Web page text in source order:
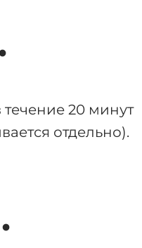
течение 20 минут
отдельно).